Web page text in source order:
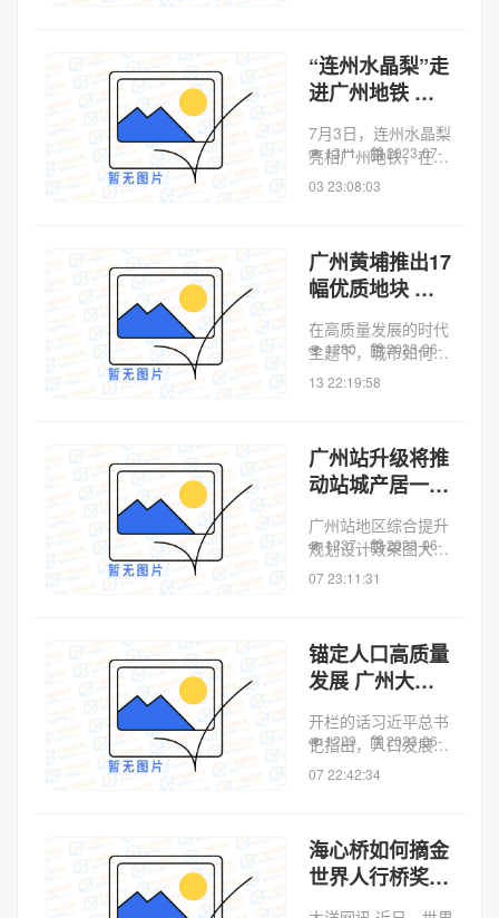
查推选活动”正式启
动。经组委会推选，
已蝉联多届“最具幸
福感城市”的...
“连州水晶梨”走
进广州地铁 乘
客还能现场试吃
7月3日，连州水晶梨
亮相广州地铁，在东
山口站的换乘通道打
通过卡通、亲切的水
晶梨IP宝宝向广州市
民展示“一闻一蜜
香，一口一清甜...
1311
2023-07-
03 23:08:03
广州黄埔推出17
幅优质地块 加
速建设品质城市
在高质量发展的时代
主题下，城市如何强
化国土空间规划引
群众对美好生活的向
往？6月12日下午，
黄埔区、广州开发区
召开2023年城...
1280
2023-06-
13 22:19:58
广州站升级将推
动站城产居一体
化
广州站地区综合提升
规划设计效果图大洋
网讯 近日，广州火车
10亿元的广州站片区
城市更新有限公司成
立，后有广州站站城
产居一体化地...
1237
2023-06-
07 23:11:31
锚定人口高质量
发展 广州大力
推进儿童友好城
市建设
开栏的话习近平总书
记指出，人口发展是
关系中华民族伟大复
以人口高质量发展支
撑中国式现代化。在
我国人口发展新形势
下，广东省人口第...
1229
2023-06-
07 22:42:34
海心桥如何摘金
世界人行桥奖？
这五大亮点征服